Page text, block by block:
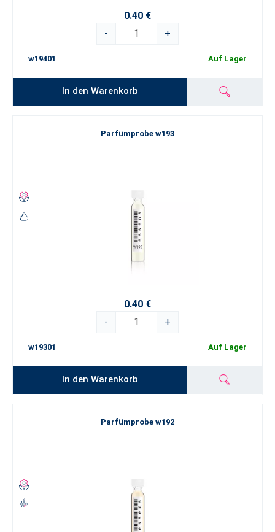
0.40 €
-
+
w19401 Auf Lager
In den Warenkorb
Parfümprobe w193
0.40 €
-
+
w19301 Auf Lager
In den Warenkorb
Parfümprobe w192